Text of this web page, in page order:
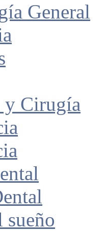
General
y Cirugía
sueño